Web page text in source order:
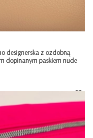
designerska z ozdobną
dopinanym paskiem nude